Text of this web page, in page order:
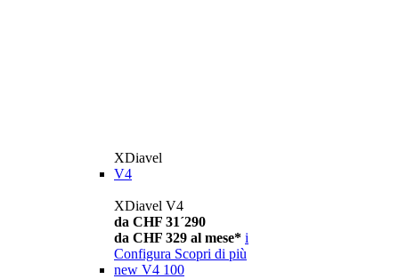
XDiavel
V4
XDiavel V4
da CHF 31´290
da CHF 329 al mese* i
Configura Scopri di più
new V4 100